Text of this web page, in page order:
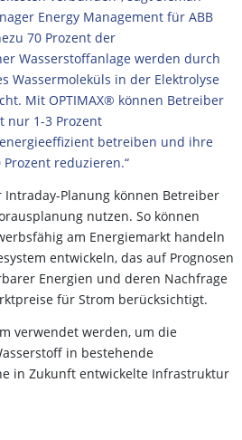
Energy Management für ABB
70 Prozent der
Wasserstoffanlage werden durch
Wassermoleküls in der Elektrolyse
Mit OPTIMAX® können Betreiber
nur 1-3 Prozent
betreiben und ihre
reduzieren.“
Planung können Betreiber
nutzen. So können
am Energiemarkt handeln
entwickeln, das auf Prognosen
Energien und deren Nachfrage
für Strom berücksichtigt.
verwendet werden, um die
in bestehende
in Zukunft entwickelte Infrastruktur